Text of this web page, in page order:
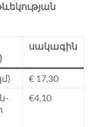
սակագին
€ 17,30
€4,10